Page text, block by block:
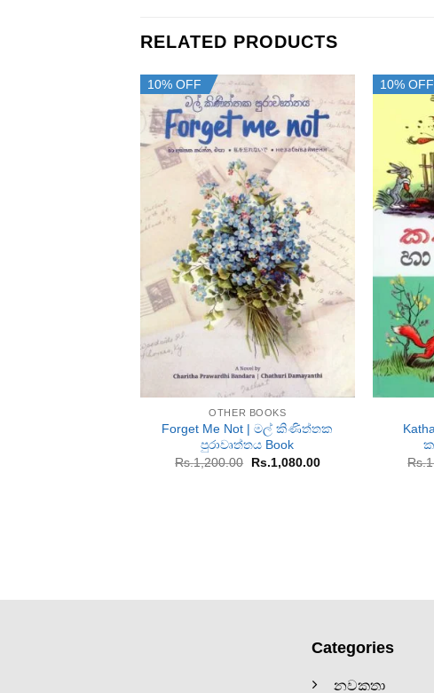
RELATED PRODUCTS
10% OFF
OTHER BOOKS
Forget Me Not | මල් කිණිත්තක
පුරාවෘත්තය Book
Rs.1,200.00
Original
Rs.1,080.00Current
10% OFF
Rs.
Categories
නවකතා